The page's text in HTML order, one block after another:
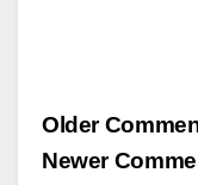
Comment
Older
Newer